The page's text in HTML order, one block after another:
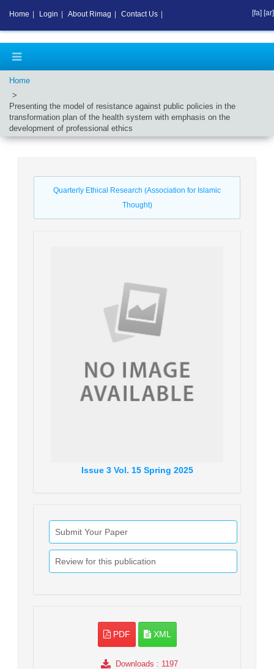
Home
Presenting the model of resistance against public policies in the
transformation plan of the health system with emphasis on the
development of professional ethics
Quarterly Ethical Research (Association for Islamic
Thought)
Issue3 Vol. 15 Spring 2025
Submit Your Paper
Review for this publication
PDF XML
Downloads : 1197
Home Login About Rimag Contact Us [fa] [ar]